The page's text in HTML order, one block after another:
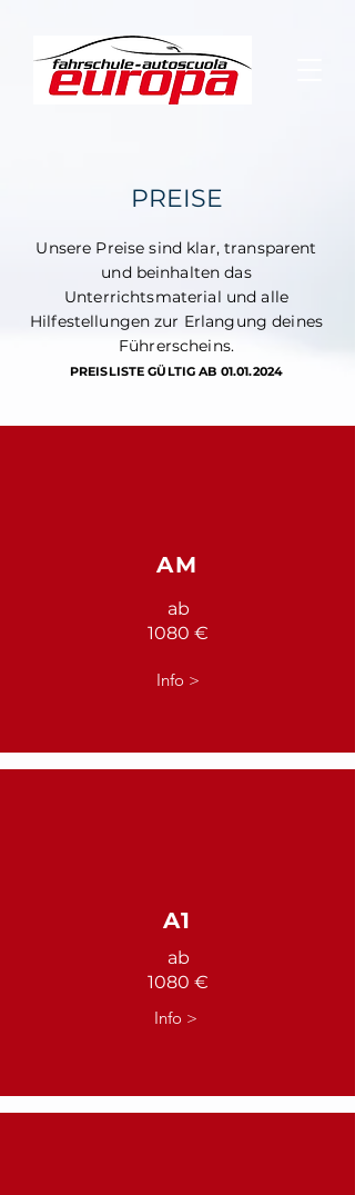
PREISE
Unsere Preise sind klar, transparent
und beinhalten das
Unterrichtsmaterial und alle
Hilfestellungen zur Erlangung deines
Führerscheins.
PREISLISTE GÜLTIG AB 01.01.2024
AM
ab
1080 €
Info >
A1
ab
1080 €
Info >